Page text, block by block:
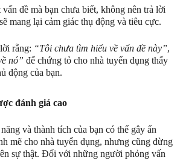
đề mà bạn chưa biết, không nên trả lời
mang lại cảm giác thụ động và tiêu cực.
rằng: “Tôi chưa tìm hiểu về vấn đề này”,
nó” để chứng tỏ cho nhà tuyển dụng thấy
động của bạn.
đánh giá cao
và thành tích của bạn có thể gây ấn
mẽ cho nhà tuyển dụng, nhưng cũng đừng
sự thật. Đối với những người phỏng vấn